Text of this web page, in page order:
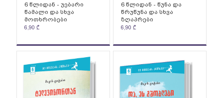
6 წლიდან - უებარი
წამალი და სხვა
მოთხრობები
6,90 ₾
6 წლიდან - წუნა და
წრუწუნა და სხვა
ზღაპრები
6,90 ₾